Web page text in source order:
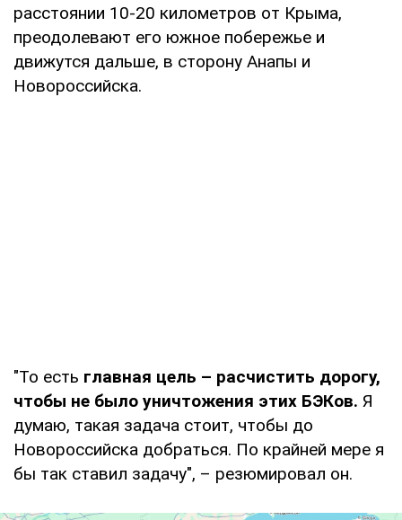
расстоянии 10-20 километров от Крыма,
преодолевают его южное побережье и
движутся дальше, в сторону Анапы и
Новороссийска.
"То есть главная цель – расчистить дорогу,
чтобы не было уничтожения этих БЭКов. Я
думаю, такая задача стоит, чтобы до
Новороссийска добраться. По крайней мере я
бы так ставил задачу", – резюмировал он.